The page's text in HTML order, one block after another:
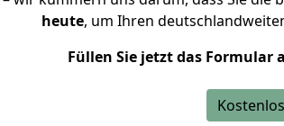
heute, um Ihren
Füllen Sie jetzt das Formular